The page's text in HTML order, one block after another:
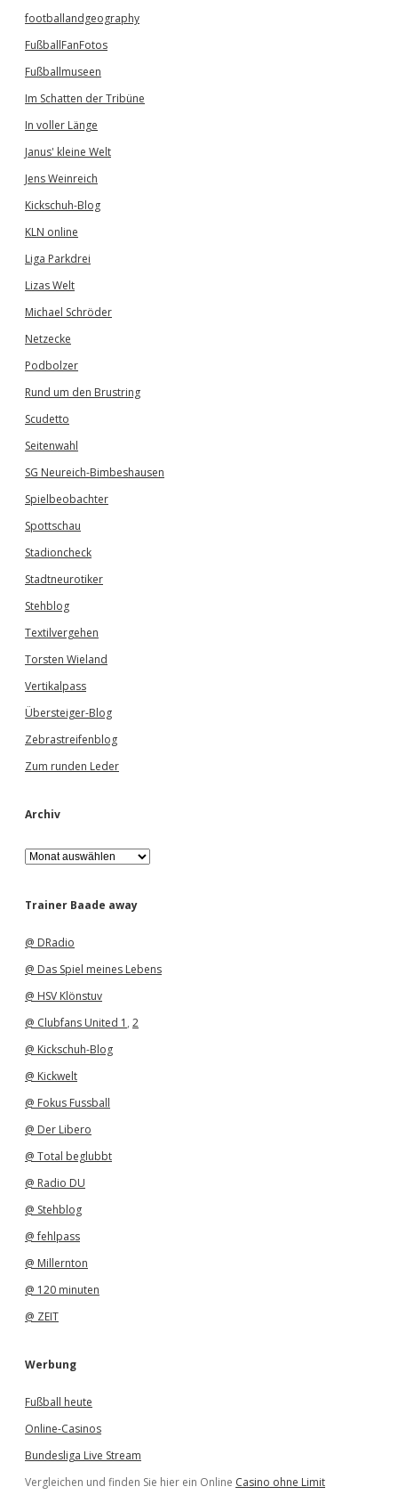
footballandgeography
FußballFanFotos
Fußballmuseen
Im Schatten der Tribüne
In voller Länge
Janus' kleine Welt
Jens Weinreich
Kickschuh-Blog
KLN online
Liga Parkdrei
Lizas Welt
Michael Schröder
Netzecke
Podbolzer
Rund um den Brustring
Scudetto
Seitenwahl
SG Neureich-Bimbeshausen
Spielbeobachter
Spottschau
Stadioncheck
Stadtneurotiker
Stehblog
Textilvergehen
Torsten Wieland
Vertikalpass
Übersteiger-Blog
Zebrastreifenblog
Zum runden Leder
Archiv
A
r
h
Trainer Baade away
@ DRadio
@ Das Spiel meines Lebens
@ HSV Klönstuv
@ Clubfans United 1 , 2
@ Kickschuh-Blog
@ Kickwelt
@ Fokus Fussball
@ Der Libero
@ Total beglubbt
@ Radio DU
@ Stehblog
@ fehlpass
@ Millernton
@ 120 minuten
@ ZEIT
Werbung
Fußball heute
Online-Casinos
Bundesliga Live Stream
Vergleichen und finden Sie hier ein Online Casino ohne Limit